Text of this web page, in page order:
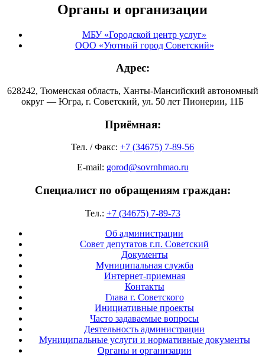
Органы и организации
МБУ «Городской центр услуг»
ООО «Уютный город Советский»
Адрес:
628242, Тюменская область, Ханты-Мансийский автономный
округ — Югра, г. Советский, ул. 50 лет Пионерии, 11Б
Приёмная:
Тел. / Факс: +7 (34675) 7-89-56
E-mail: gorod@sovrnhmao.ru
Специалист по обращениям граждан:
Тел.: +7 (34675) 7-89-73
Об администрации
Совет депутатов г.п. Советский
Документы
Муниципальная служба
Интернет-приемная
Контакты
Глава г. Советского
Инициативные проекты
Часто задаваемые вопросы
Деятельность администрации
Муниципальные услуги и нормативные документы
Органы и организации